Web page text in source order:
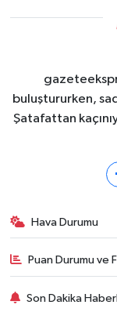
buluştururken,
Şatafattan
Hava Durumu
Puan Durumu ve
Son Dakika